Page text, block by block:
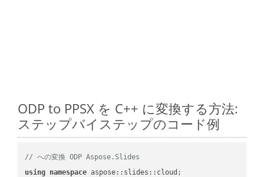
ODP to PPSX を C++ に変換する方法:
ステップバイステップのコード例
// への変換 ODP Aspose.Slides
using namespace aspose::slides::cloud;